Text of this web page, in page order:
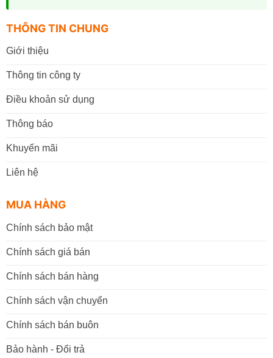
THÔNG TIN CHUNG
Giới thiệu
Thông tin công ty
Điều khoản sử dụng
Thông báo
Khuyến mãi
Liên hệ
MUA HÀNG
Chính sách bảo mật
Chính sách giá bán
Chính sách bán hàng
Chính sách vận chuyển
Chính sách bán buôn
Bảo hành - Đổi trả